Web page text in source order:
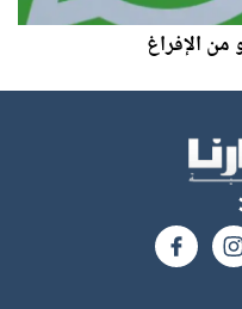
الإفراغ